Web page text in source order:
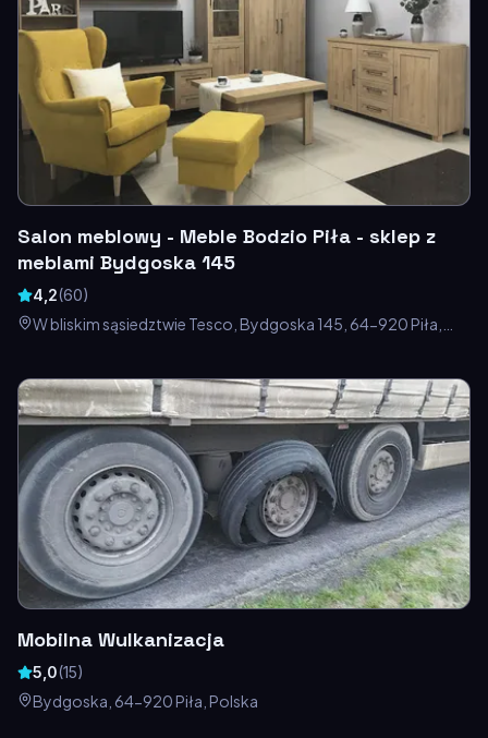
Salon meblowy - Meble Bodzio Piła - sklep z
meblami Bydgoska 145
4,2(60)
W bliskim sąsiedztwie Tesco, Bydgoska 145, 64-920 Piła,
Mobilna Wulkanizacja
5,0(15)
Bydgoska, 64-920 Piła, Polska